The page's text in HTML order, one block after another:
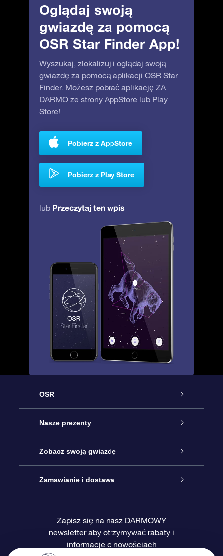
Oglądaj swoją
gwiazdę za pomocą
OSR Star Finder App!
Wyszukaj, zlokalizuj i oglądaj swoją
gwiazdę za pomocą aplikacji OSR Star
Finder. Możesz pobrać aplikację ZA
DARMO ze strony AppStore lub Play
Store!
Pobierz z AppStore
Pobierz z Play Store
lub Przeczytaj ten wpis
OSR
Obsługa
Kontakt
Blog
Recenzje
Nasze prezenty
Podarunek Gwiazda Online
Pakiet Podarunkowy OSR
Karta podarunkowa OSR
Zobacz swoją gwiazdę
Rejestr Gwiazd
Sprsonalizowana Strona Gwiazdy
Zamawianie i dostawa
Metody płatności
Zapisz się na nasz DARMOWY
newsletter aby otrzymywać rabaty i
informacje o nowościach